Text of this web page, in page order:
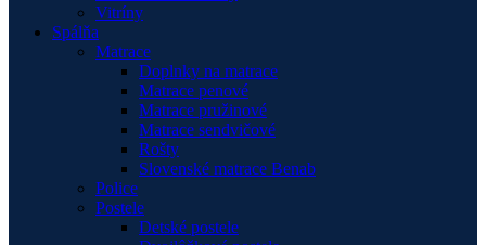
Vitríny
Spálňa
Matrace
Doplnky na matrace
Matrace penové
Matrace pružinové
Matrace sendvičové
Rošty
Slovenské matrace Benab
Police
Postele
Detské postele